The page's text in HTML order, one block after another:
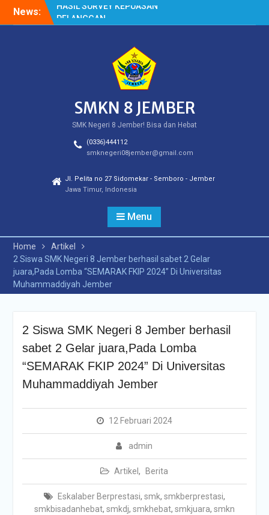
News:
HASIL SPMB PEMENUHAN
KUOTA
SMKN 8 JEMBER
SMK Negeri 8 Jember! Bisa dan Hebat
(0336)444112
smknegeri08jember@gmail.com
Jl. Pelita no 27 Sidomekar - Semboro - Jember
Jawa Timur, Indonesia
Menu
Home
Artikel
2 Siswa SMK Negeri 8 Jember berhasil sabet 2 Gelar
juara,Pada Lomba “SEMARAK FKIP 2024” Di Universitas
Muhammaddiyah Jember
2 Siswa SMK Negeri 8 Jember berhasil
sabet 2 Gelar juara,Pada Lomba
“SEMARAK FKIP 2024” Di Universitas
Muhammaddiyah Jember
12 Februari 2024
admin
Artikel, Berita
Eskalaber Berprestasi, smk, smkberprestasi,
smkbisadanhebat, smkdj, smkhebat, smkjuara, smkn